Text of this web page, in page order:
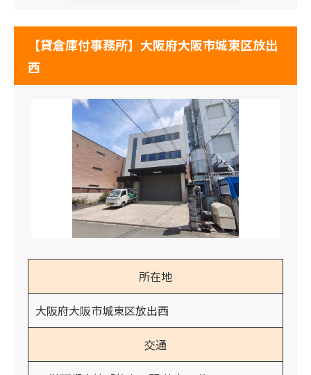
【貸倉庫付事務所】大阪府大阪市城東区放出
西
所在地
大阪府大阪市城東区放出西
交通